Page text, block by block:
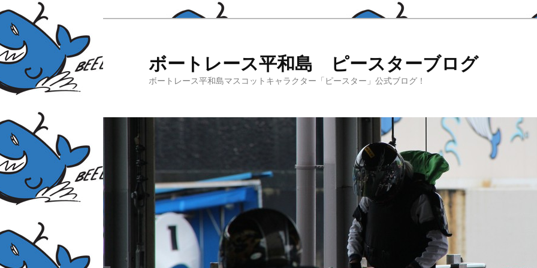
ボートレース平和島 ピースターブログ
ボートレース平和島マスコットキャラクター「ピースター」公式ブログ！